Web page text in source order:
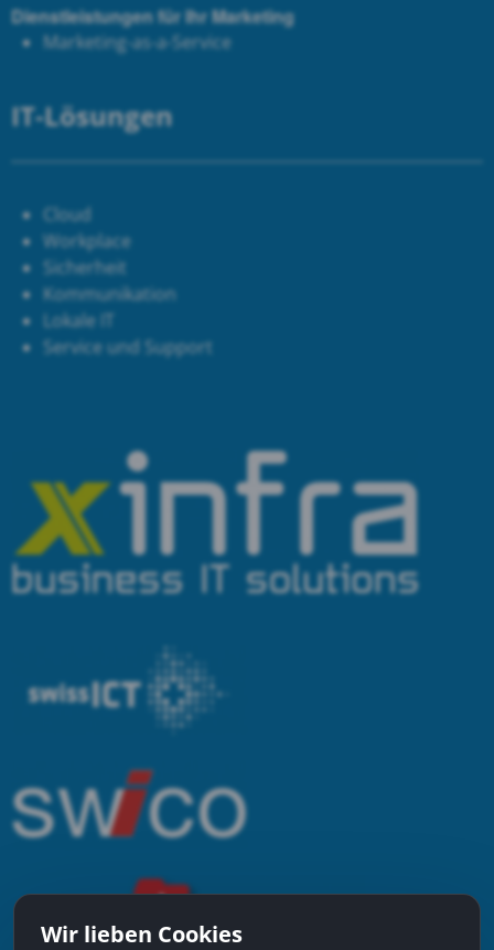
Dienstleistungen für Ihr Marketing
Marketing-as-a-Service
IT-Lösungen
Cloud
Workplace
Sicherheit
Kommunikation
Lokale IT
Service und Support
Wir lieben Cookies